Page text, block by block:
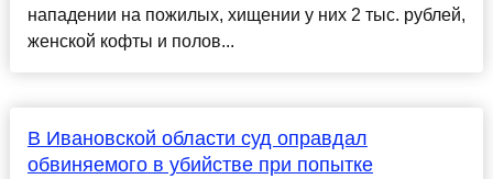
нападении на пожилых, хищении у них 2 тыс. рублей,
женской кофты и полов...
В Ивановской области суд оправдал
обвиняемого в убийстве при попытке